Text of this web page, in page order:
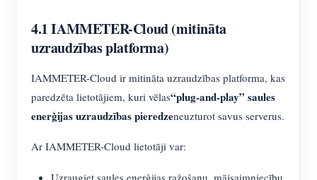
4.1 IAMMETER-Cloud (mitināta
uzraudzības platforma)
IAMMETER-Cloud ir mitināta uzraudzības platforma, kas
paredzēta lietotājiem, kuri vēlas“plug-and-play” saules
enerģijas uzraudzības pieredzeneuzturot savus serverus.
Ar IAMMETER-Cloud lietotāji var:
Uzraugiet saules enerģijas ražošanu, mājsaimniecību